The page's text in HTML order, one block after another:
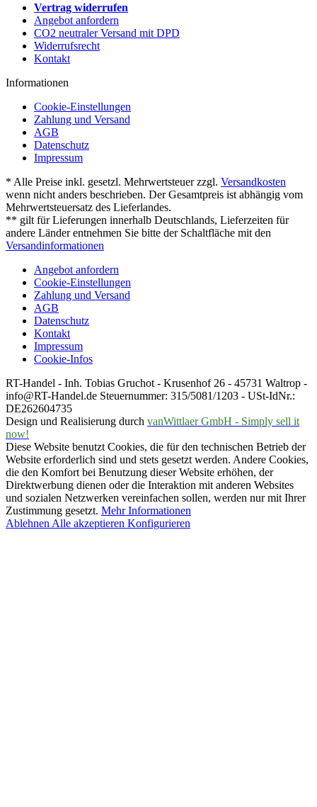
Vertrag widerrufen
Angebot anfordern
CO2 neutraler Versand mit DPD
Widerrufsrecht
Kontakt
Informationen
Cookie-Einstellungen
Zahlung und Versand
AGB
Datenschutz
Impressum
* Alle Preise inkl. gesetzl. Mehrwertsteuer zzgl. Versandkosten
wenn nicht anders beschrieben. Der Gesamtpreis ist abhängig vom
Mehrwertsteuersatz des Lieferlandes.
** gilt für Lieferungen innerhalb Deutschlands, Lieferzeiten für
andere Länder entnehmen Sie bitte der Schaltfläche mit den
Versandinformationen
Angebot anfordern
Cookie-Einstellungen
Zahlung und Versand
AGB
Datenschutz
Kontakt
Impressum
Cookie-Infos
RT-Handel - Inh. Tobias Gruchot - Krusenhof 26 - 45731 Waltrop -
info@RT-Handel.de Steuernummer: 315/5081/1203 - USt-IdNr.:
DE262604735
Design und Realisierung durch vanWittlaer GmbH - Simply sell it
now!
Diese Website benutzt Cookies, die für den technischen Betrieb der
Website erforderlich sind und stets gesetzt werden. Andere Cookies,
die den Komfort bei Benutzung dieser Website erhöhen, der
Direktwerbung dienen oder die Interaktion mit anderen Websites
und sozialen Netzwerken vereinfachen sollen, werden nur mit Ihrer
Zustimmung gesetzt. Mehr Informationen
Ablehnen Alle akzeptieren Konfigurieren